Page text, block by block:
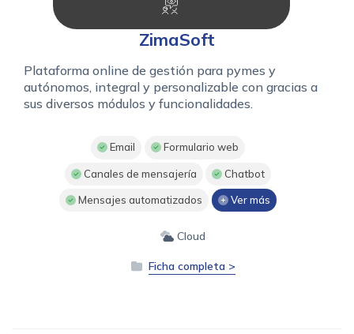
ZimaSoft
Plataforma online de gestión para pymes y
autónomos, integral y personalizable con gracias a
sus diversos módulos y funcionalidades.
Email Formulario web
Canales de mensajería Chatbot
Mensajes automatizados Ver más
Cloud
Ficha completa >